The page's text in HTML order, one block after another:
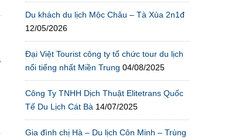
Du khách du lịch Mộc Châu – Tà Xùa 2n1đ
12/05/2026
Đại Việt Tourist công ty tổ chức tour du lịch
nổi tiếng nhất Miền Trung 04/08/2025
Công Ty TNHH Dịch Thuật Elitetrans Quốc
Tế Du Lịch Cát Bà 14/07/2025
Gia đình chị Hà – Du lịch Côn Minh – Trùng